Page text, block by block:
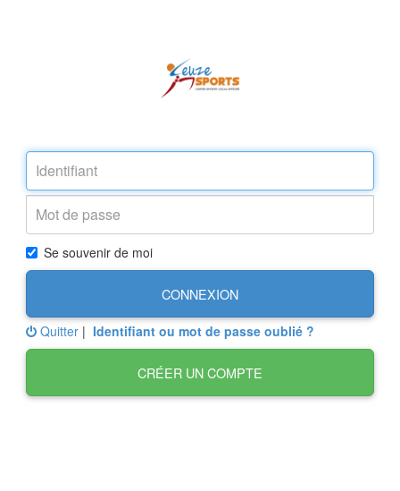
Se souvenir de moi
CONNEXION
Quitter | Identifiant ou mot de passe oublié ?
CRÉER UN COMPTE